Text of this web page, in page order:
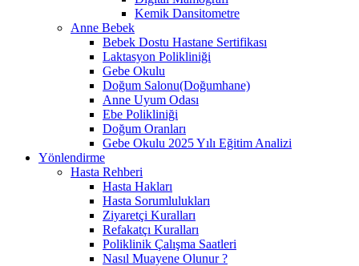
Kemik Dansitometre
Anne Bebek
Bebek Dostu Hastane Sertifikası
Laktasyon Polikliniği
Gebe Okulu
Doğum Salonu(Doğumhane)
Anne Uyum Odası
Ebe Polikliniği
Doğum Oranları
Gebe Okulu 2025 Yılı Eğitim Analizi
Yönlendirme
Hasta Rehberi
Hasta Hakları
Hasta Sorumlulukları
Ziyaretçi Kuralları
Refakatçı Kuralları
Poliklinik Çalışma Saatleri
Nasıl Muayene Olunur ?